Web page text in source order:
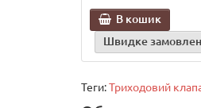
В кошик
Швидке
Теги:Триходовий